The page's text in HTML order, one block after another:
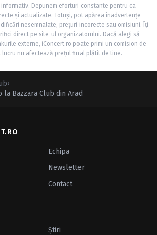
Depunem eforturi constante pentru ca
și actualizate. Totuși, pot apărea inadvertențe -
nesemnalate, prețuri incorecte sau omisiuni. Îți
direct pe site-ul organizatorului. Dacă alegi să
externe, iConcert.ro poate primi un comision de
lucru nu afectează prețul final plătit de tine.
›
la Bazzara Club din Arad
Echipa
Newsletter
Contact
Ştiri